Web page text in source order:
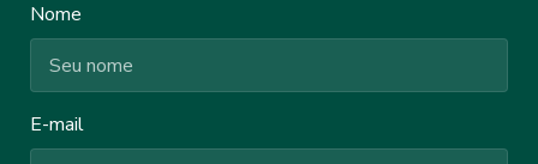
Nome
E-mail